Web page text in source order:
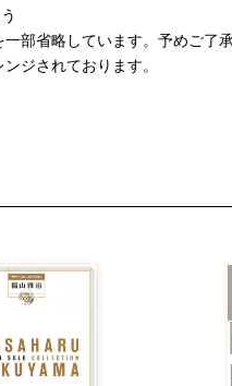
部省略しています。予めご了承
ジされております。